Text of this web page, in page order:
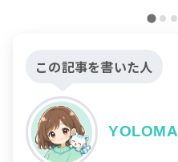
この記事を書いた人